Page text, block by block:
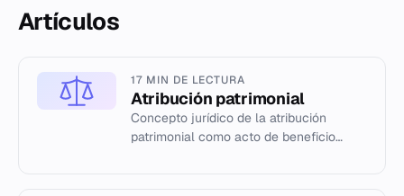
Artículos
17 MIN DE LECTURA
Atribución patrimonial
Concepto jurídico de la atribución
patrimonial como acto de beneficio